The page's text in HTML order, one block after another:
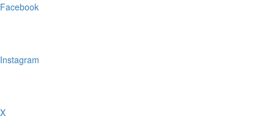
Facebook
Instagram
X